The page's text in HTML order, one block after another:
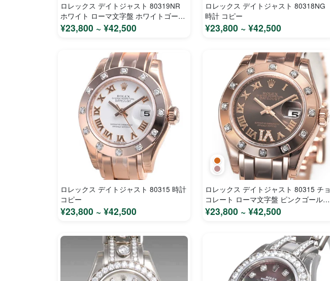
ロレックス デイトジャスト 80319NR
ホワイト ローマ文字盤 ホワイトゴール
ド レディース 時計 コピー
¥23,800 ~ ¥42,500
ロレックス デイトジャスト 80318NG
時計 コピー
¥23,800 ~ ¥42,500
ロレックス デイトジャスト 80315 時計
コピー
¥23,800 ~ ¥42,500
ロレックス デイトジャスト 80315 チョ
コレート ローマ文字盤 ピンクゴールド
レディース 時計 コピー
¥23,800 ~ ¥42,500